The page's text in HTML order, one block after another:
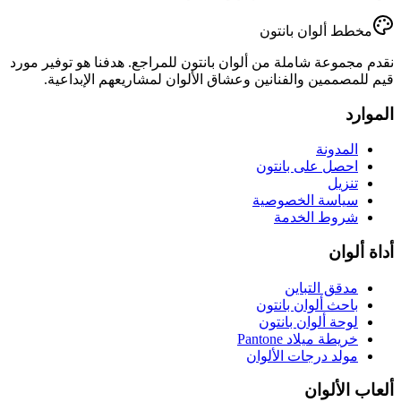
مخطط ألوان بانتون
نقدم مجموعة شاملة من ألوان بانتون للمراجع. هدفنا هو توفير مورد
قيم للمصممين والفنانين وعشاق الألوان لمشاريعهم الإبداعية.
الموارد
المدونة
احصل على بانتون
تنزيل
سياسة الخصوصية
شروط الخدمة
أداة ألوان
مدقق التباين
باحث ألوان بانتون
لوحة ألوان بانتون
خريطة ميلاد Pantone
مولد درجات الألوان
ألعاب الألوان